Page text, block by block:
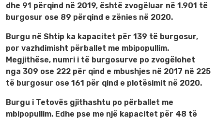
dhe 91 përqind në 2019, është zvogëluar në 1.901 të
burgosur ose 89 përqind e zënies në 2020.
Burgu në Shtip ka kapacitet për 139 të burgosur,
por vazhdimisht përballet me mbipopullim.
Megjithëse, numri i të burgosurve po zvogëlohet
nga 309 ose 222 për qind e mbushjes në 2017 në 225
të burgosur ose 161 për qind e plotësimit në 2020.
Burgu i Tetovës gjithashtu po përballet me
mbipopullim. Edhe pse me një kapacitet për 48 të